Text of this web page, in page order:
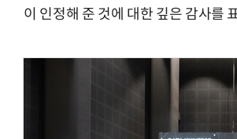
이 인정해 준 것에 대한 깊은 감사를